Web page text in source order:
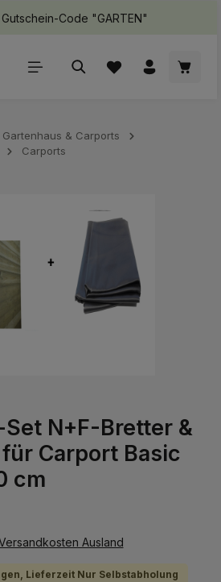
Code "GARTEN"
Gartenhaus & Carports
Carports
N+F-Bretter &
Carport Basic
cm
Ausland
Lieferzeit Nur Selbstabholung